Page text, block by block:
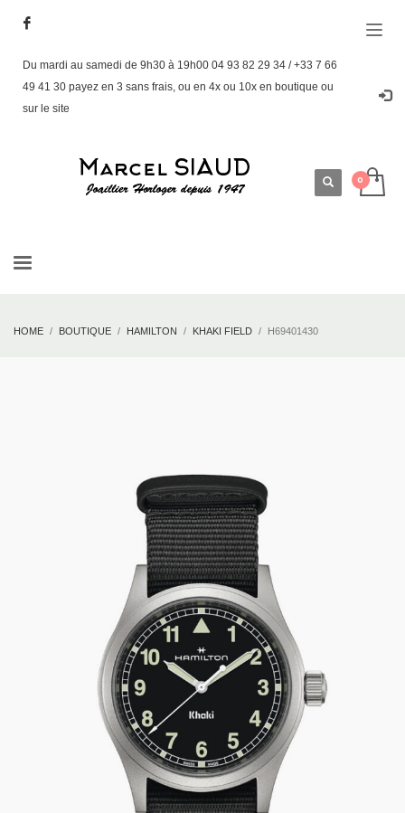
Du mardi au samedi de 9h30 à 19h00 04 93 82 29 34 / +33 7 66
49 41 30 payez en 3 sans frais, ou en 4x ou 10x en boutique ou
sur le site
HOME BOUTIQUE HAMILTON KHAKI FIELD H69401430